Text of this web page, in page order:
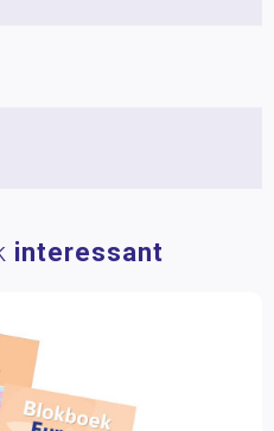
interessant